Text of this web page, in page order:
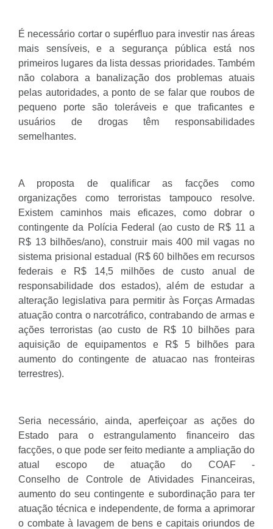
É necessário cortar o supérfluo para investir nas áreas
mais sensíveis, e a segurança pública está nos
primeiros lugares da lista dessas prioridades. Também
não colabora a banalização dos problemas atuais
pelas autoridades, a ponto de se falar que roubos de
pequeno porte são toleráveis e que traficantes e
usuários de drogas têm responsabilidades
semelhantes.
A proposta de qualificar as facções como
organizações como terroristas tampouco resolve.
Existem caminhos mais eficazes, como dobrar o
contingente da Polícia Federal (ao custo de R$ 11 a
R$ 13 bilhões/ano), construir mais 400 mil vagas no
sistema prisional estadual (R$ 60 bilhões em recursos
federais e R$ 14,5 milhões de custo anual de
responsabilidade dos estados), além de estudar a
alteração legislativa para permitir às Forças Armadas
atuação contra o narcotráfico, contrabando de armas e
ações terroristas (ao custo de R$ 10 bilhões para
aquisição de equipamentos e R$ 5 bilhões para
aumento do contingente de atuacao nas fronteiras
terrestres).
Seria necessário, ainda, aperfeiçoar as ações do
Estado para o estrangulamento financeiro das
facções, o que pode ser feito mediante a ampliação do
atual escopo de atuação do COAF -
Conselho de Controle de Atividades Financeiras,
aumento do seu contingente e subordinação para ter
atuação técnica e independente, de forma a aprimorar
o combate à lavagem de bens e capitais oriundos de